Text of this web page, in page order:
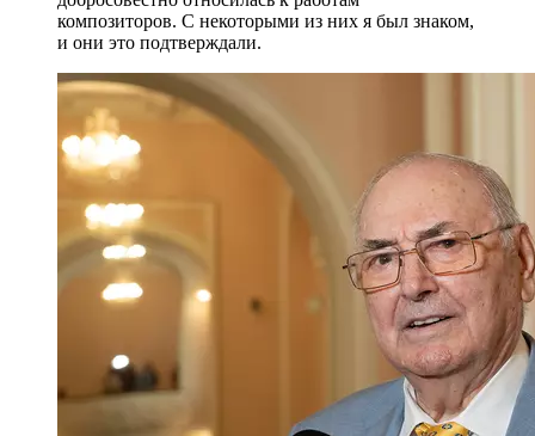
композиторов. С некоторыми из них я был знаком,
и они это подтверждали.